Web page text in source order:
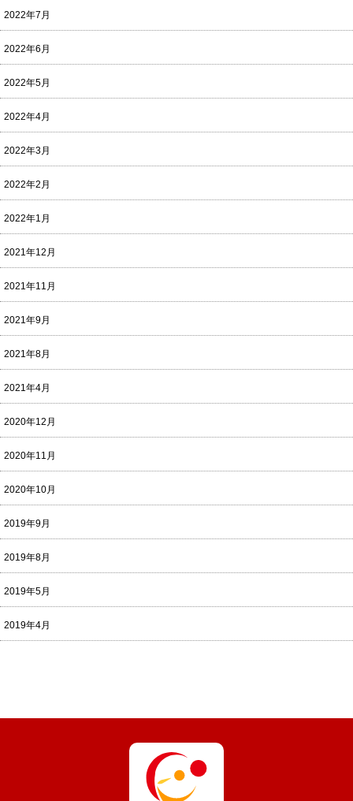
2022年7月
2022年6月
2022年5月
2022年4月
2022年3月
2022年2月
2022年1月
2021年12月
2021年11月
2021年9月
2021年8月
2021年4月
2020年12月
2020年11月
2020年10月
2019年9月
2019年8月
2019年5月
2019年4月